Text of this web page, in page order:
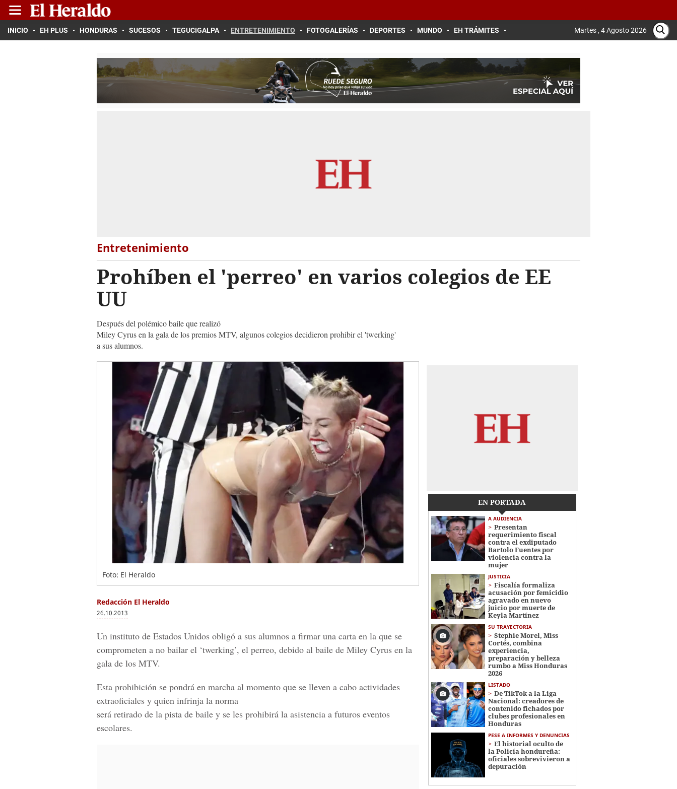
INICIO EH PLUS HONDURAS SUCESOS TEGUCIGALPA ENTRETENIMIENTO FOTOGALERÍAS DEPORTES MUNDO EH TRÁMITES Martes , 4 Agosto 2026
Entretenimiento
Prohíben el 'perreo' en varios colegios de EE
UU
Después del polémico baile que realizó
Miley Cyrus en la gala de los premios MTV, algunos colegios decidieron prohibir el 'twerking'
a sus alumnos.
Foto: El Heraldo
Redacción El Heraldo
26.10.2013
Un instituto de Estados Unidos obligó a sus alumnos a firmar una carta en la que se
comprometen a no bailar el ‘twerking’, el perreo, debido al baile de Miley Cyrus en la
gala de los MTV.
Esta prohibición se pondrá en marcha al momento que se lleven a cabo actividades
extraoficiales y quien infrinja la norma
será retirado de la pista de baile y se les prohibirá la asistencia a futuros eventos
escolares.
EN PORTADA
A AUDIENCIA
Presentan
requerimiento fiscal
contra el exdiputado
Bartolo Fuentes por
violencia contra la
mujer
JUSTICIA
Fiscalía formaliza
acusación por femicidio
agravado en nuevo
juicio por muerte de
Keyla Martínez
SU TRAYECTORIA
Stephie Morel, Miss
Cortés, combina
experiencia,
preparación y belleza
rumbo a Miss Honduras
2026
LISTADO
De TikTok a la Liga
Nacional: creadores de
contenido fichados por
clubes profesionales en
Honduras
PESE A INFORMES Y DENUNCIAS
El historial oculto de
la Policía hondureña:
oficiales sobrevivieron a
depuración